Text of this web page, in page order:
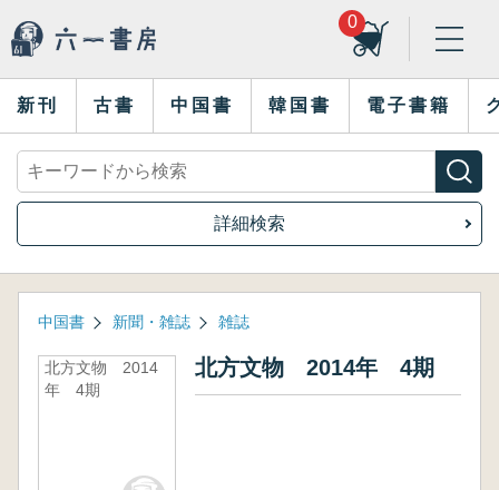
0
新刊 古書 中国書 韓国書 電子書籍
詳細検索
中国書 新聞・雑誌 雑誌
北方文物 2014
年 4期
北方文物 2014年 4期